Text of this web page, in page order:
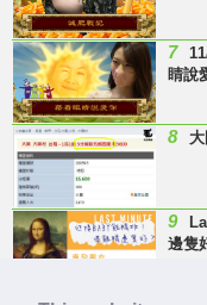
7
睛說
8
9
邊隻